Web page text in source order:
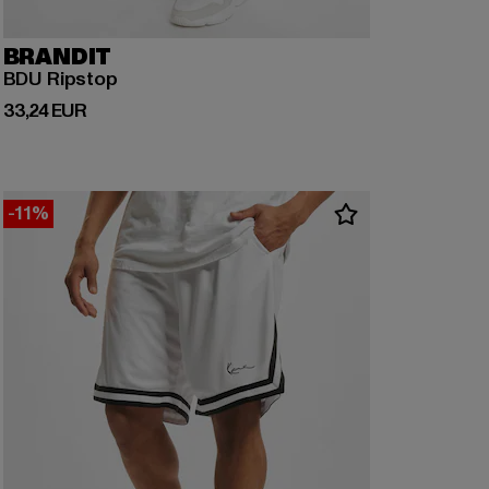
BRANDIT
BDU Ripstop
33,24 EUR
Derzeitiger Preis: 33,24 EUR
-11%